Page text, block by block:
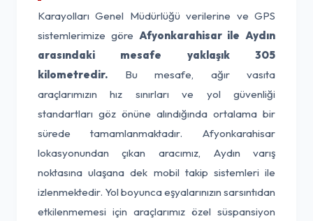
Karayolları Genel Müdürlüğü verilerine ve GPS
sistemlerimize göre Afyonkarahisar ile Aydın
arasındaki mesafe yaklaşık 305
kilometredir. Bu mesafe, ağır vasıta
araçlarımızın hız sınırları ve yol güvenliği
standartları göz önüne alındığında ortalama bir
sürede tamamlanmaktadır. Afyonkarahisar
lokasyonundan çıkan aracımız, Aydın varış
noktasına ulaşana dek mobil takip sistemleri ile
izlenmektedir. Yol boyunca eşyalarınızın sarsıntıdan
etkilenmemesi için araçlarımız özel süspansiyon